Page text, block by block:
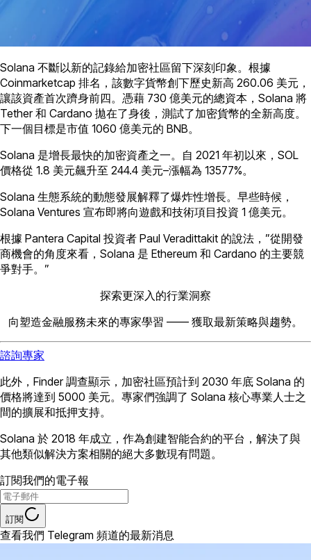
Solana 不斷以新的記錄給加密社區留下深刻印象。根據
Coinmarketcap 排名，該數字貨幣創下歷史新高 260.06 美元，
讓該資產首次躋身前四。憑藉 730 億美元的總資本，Solana 將
Tether 和 Cardano 拋在了身後，測試了加密貨幣的全新高度。
下一個目標是市值 1060 億美元的 BNB。
Solana 是增長最快的加密資產之一。自 2021 年初以來，SOL
價格從 1.8 美元飆升至 244.4 美元–漲幅為 13577%。
Solana 生態系統的動態發展解釋了爆炸性增長。早些時候，
Solana Ventures 宣布即將向遊戲和技術項目投資 1 億美元。
根據 Pantera Capital 投資者 Paul Veradittakit 的說法，”從開發
商機會的角度來看，Solana 是 Ethereum 和 Cardano 的主要競
爭對手。”
探索更深入的行業洞察
向塑造金融服務未來的專家學習 —— 獲取最新策略與趨勢。
諮詢專家
此外，Finder 調查顯示，加密社區預計到 2030 年底 Solana 的
價格將達到 5000 美元。專家們強調了 Solana 核心專業人士之
間的擴展和抵押支持。
Solana 於 2018 年成立，作為創建智能合約的平台，解決了與
其他類似解決方案相關的絕大多數現有問題。
訂閱我們的電子報
訂閱
查看我們 Telegram 頻道的最新消息